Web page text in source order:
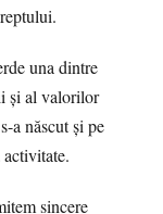
una dintre
și al valorilor
a născut și pe
sincere